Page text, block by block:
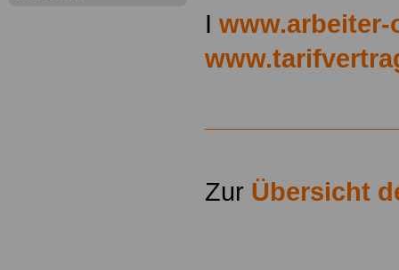
I www.arbeiter-
Zur Übersicht